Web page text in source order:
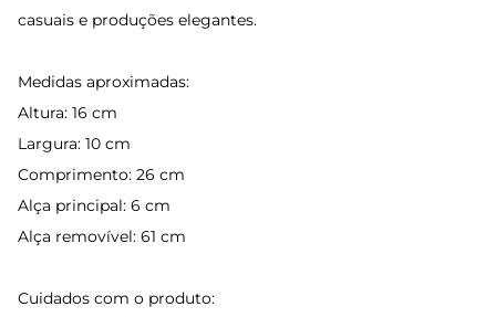
casuais e produções elegantes.
Medidas aproximadas:
Altura: 16 cm
Largura: 10 cm
Comprimento: 26 cm
Alça principal: 6 cm
Alça removível: 61 cm
Cuidados com o produto: